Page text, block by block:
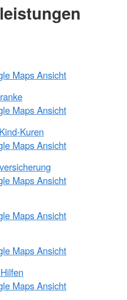
Maps Ansicht
Maps Ansicht
Kuren
Maps Ansicht
Maps Ansicht
Maps Ansicht
Maps Ansicht
Maps Ansicht